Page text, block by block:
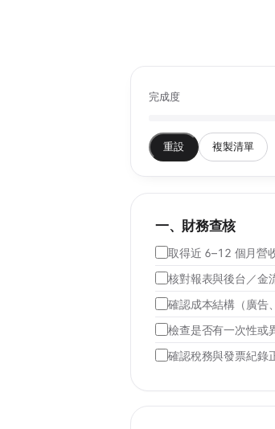
完成度
重設 複製清單
一、財務查核
取得近 6–12 個月營
核對報表與後台／金
確認成本結構（廣告
檢查是否有一次性或
確認稅務與發票紀錄